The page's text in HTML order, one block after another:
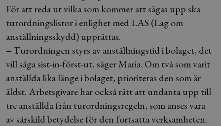
För att reda ut vilka som kommer att sägas upp ska
turordningslistor i enlighet med LAS (Lag om
anställningsskydd) upprättas.
– Turordningen styrs av anställningstid i bolaget, det
vill säga sist-in-först-ut, säger Maria. Om två som varit
anställda lika länge i bolaget, prioriteras den som är
äldst. Arbetsgivare har också rätt att undanta upp till
tre anställda från turordningsregeln, som anses vara
av särskild betydelse för den fortsatta verksamheten.